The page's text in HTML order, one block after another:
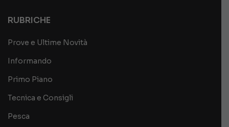
RUBRICHE
Prove e Ultime Novità
Informando
Primo Piano
Tecnica e Consigli
Pesca